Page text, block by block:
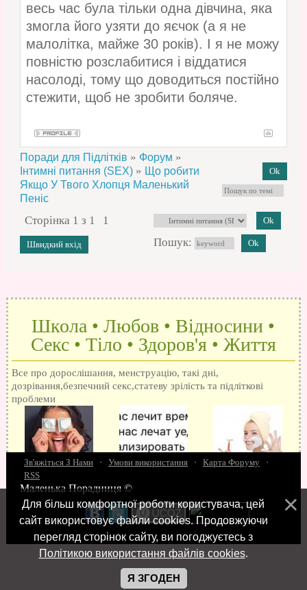
весь час була тільки одна дівчина, яка
змогла його узяти до яєчок (а я не
малолітка, майже 30 років). І я не можу
повністю розслабитися і віддатися
насолоді, тому що доводиться постійно
стежити, щоб не зробити боляче.
Поради для Підлітків » Форум »
Інтимні питання (SEX) » Що робити
Якщо У Твого Хлопця Маленький
Пеніс
Сторінка 1 з 1
1
Пошук:
Школа • Любов • Відносини •
Секс • Тіло • Здоров'я • Життя
Все про дорослішання, менструацію, такі дні,
дозрівання,безпечний секс,статеву зрілість та підліткові
проблеми
15 запитань про секс Як досягти оргазм
поцілунки Позбуваємось синців завагітніти після першого разу Хлопець хоче сексу
робити мінєт"Люблю" і "кохаю" різниця Про перший секс Займатися сексом
Зв'яжіться З Нами · Умови використання · Карта Форуму
·
RSS
Маленька Порадниця ©
Для більш комфортної роботи користувача, цей
сайт використовує файли cookies. Продовжуючи
перегляд сторінок сайту, ви погоджуєтесь з
Політикою використання файлів cookies.
Я ЗГОДЕН